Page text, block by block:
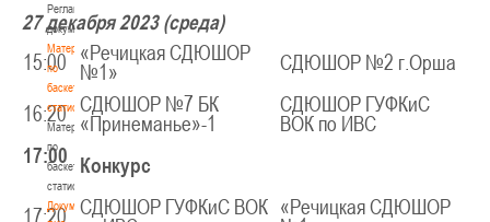
Регламентирующие
документы
Материалы
по
баскетбольной
статистике
Материалы
по
баскетбольной
статистике
Документы
27 декабря 2023 (среда)
15:00
«Речицкая СДЮШОР
№1»
СДЮШОР №2 г.Орша
16:20 СДЮШОР №7 БК
«Принеманье»-1
СДЮШОР ГУФКиС
ВОК по ИВС
17:00
Конкурс
17:20 СДЮШОР ГУФКиС ВОК «Речицкая СДЮШОР